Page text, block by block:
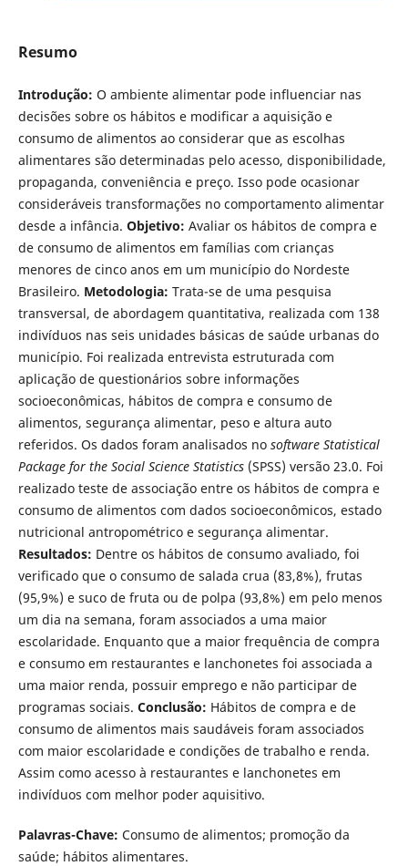
Resumo
Introdução: O ambiente alimentar pode influenciar nas
decisões sobre os hábitos e modificar a aquisição e
consumo de alimentos ao considerar que as escolhas
alimentares são determinadas pelo acesso, disponibilidade,
propaganda, conveniência e preço. Isso pode ocasionar
consideráveis transformações no comportamento alimentar
desde a infância. Objetivo: Avaliar os hábitos de compra e
de consumo de alimentos em famílias com crianças
menores de cinco anos em um município do Nordeste
Brasileiro. Metodologia: Trata-se de uma pesquisa
transversal, de abordagem quantitativa, realizada com 138
indivíduos nas seis unidades básicas de saúde urbanas do
município. Foi realizada entrevista estruturada com
aplicação de questionários sobre informações
socioeconômicas, hábitos de compra e consumo de
alimentos, segurança alimentar, peso e altura auto
referidos. Os dados foram analisados no software Statistical
Package for the Social Science Statistics(SPSS) versão 23.0. Foi
realizado teste de associação entre os hábitos de compra e
consumo de alimentos com dados socioeconômicos, estado
nutricional antropométrico e segurança alimentar.
Resultados: Dentre os hábitos de consumo avaliado, foi
verificado que o consumo de salada crua (83,8%), frutas
(95,9%) e suco de fruta ou de polpa (93,8%) em pelo menos
um dia na semana, foram associados a uma maior
escolaridade. Enquanto que a maior frequência de compra
e consumo em restaurantes e lanchonetes foi associada a
uma maior renda, possuir emprego e não participar de
programas sociais. Conclusão: Hábitos de compra e de
consumo de alimentos mais saudáveis foram associados
com maior escolaridade e condições de trabalho e renda.
Assim como acesso à restaurantes e lanchonetes em
indivíduos com melhor poder aquisitivo.
Palavras-Chave: Consumo de alimentos; promoção da
saúde; hábitos alimentares.